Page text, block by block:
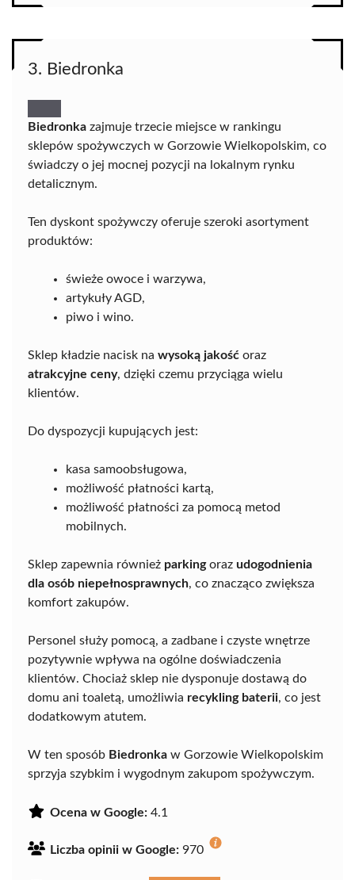
3. Biedronka
Biedronka zajmuje trzecie miejsce w rankingu
sklepów spożywczych w Gorzowie Wielkopolskim, co
świadczy o jej mocnej pozycji na lokalnym rynku
detalicznym.
Ten dyskont spożywczy oferuje szeroki asortyment
produktów:
świeże owoce i warzywa,
artykuły AGD,
piwo i wino.
Sklep kładzie nacisk na wysoką jakość oraz
atrakcyjne ceny, dzięki czemu przyciąga wielu
klientów.
Do dyspozycji kupujących jest:
kasa samoobsługowa,
możliwość płatności kartą,
możliwość płatności za pomocą metod
mobilnych.
Sklep zapewnia również parkingoraz udogodnienia
dla osób niepełnosprawnych, co znacząco zwiększa
komfort zakupów.
Personel służy pomocą, a zadbane i czyste wnętrze
pozytywnie wpływa na ogólne doświadczenia
klientów. Chociaż sklep nie dysponuje dostawą do
domu ani toaletą, umożliwia recykling baterii, co jest
dodatkowym atutem.
W ten sposób Biedronka w Gorzowie Wielkopolskim
sprzyja szybkim i wygodnym zakupom spożywczym.
Ocena w Google: 4.1
Liczba opinii w Google: 970